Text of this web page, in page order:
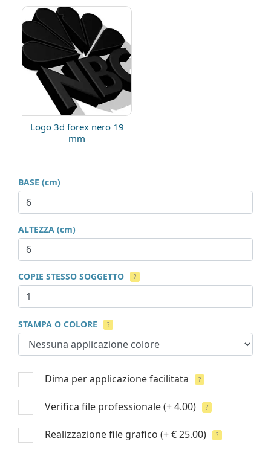
Logo 3d forex nero 19
mm
BASE (cm)
ALTEZZA (cm)
COPIE STESSO SOGGETTO ?
STAMPA O COLORE ?
Dima per applicazione facilitata ?
Verifica file professionale(+ 4.00) ?
Realizzazione file grafico (+ € 25.00) ?